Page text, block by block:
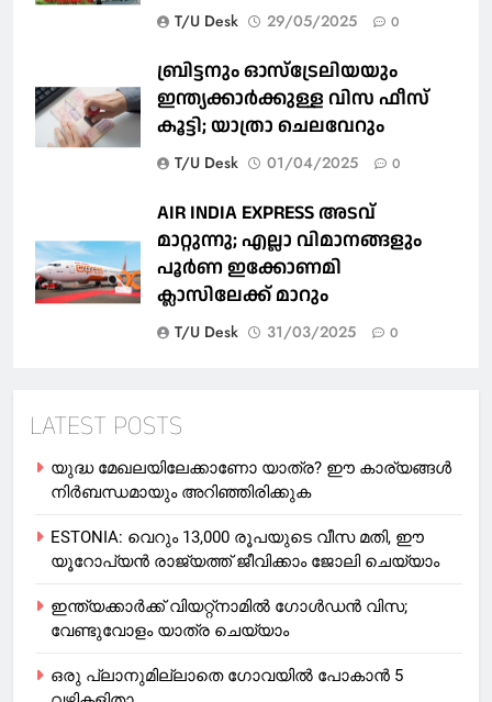
T/U Desk 29/05/2025 0
ബ്രിട്ടനും ഓസ്‌ട്രേലിയയും
ഇന്ത്യക്കാര്‍ക്കുള്ള വിസ ഫീസ്
കൂട്ടി; യാത്രാ ചെലവേറും
T/U Desk 01/04/2025 0
AIR INDIA EXPRESS അടവ്
മാറ്റുന്നു; എല്ലാ വിമാനങ്ങളും
പൂര്‍ണ ഇക്കോണമി
ക്ലാസിലേക്ക് മാറും
T/U Desk 31/03/2025 0
LATEST POSTS
യുദ്ധ മേഖലയിലേക്കാണോ യാത്ര? ഈ കാര്യങ്ങള്‍
നിര്‍ബന്ധമായും അറിഞ്ഞിരിക്കുക
ESTONIA: വെറും 13,000 രൂപയുടെ വീസ മതി, ഈ
യൂറോപ്യന്‍ രാജ്യത്ത് ജീവിക്കാം ജോലി ചെയ്യാം
ഇന്ത്യക്കാർക്ക് വിയറ്റ്‌നാമില്‍ ഗോള്‍ഡന്‍ വിസ;
വേണ്ടുവോളം യാത്ര ചെയ്യാം
ഒരു പ്ലാനുമില്ലാതെ ഗോവയില്‍ പോകാൻ 5